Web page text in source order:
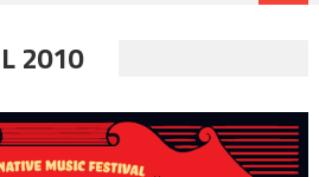
2010